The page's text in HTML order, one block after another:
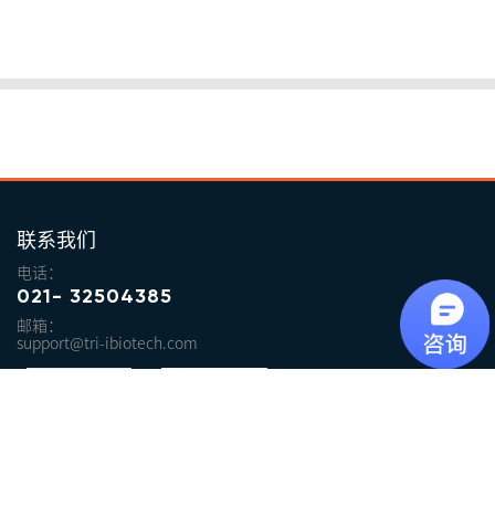
联系我们
电话：
021- 32504385
邮箱：
support@tri-ibiotech.com